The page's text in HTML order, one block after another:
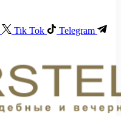
Tik Tok
Telegram